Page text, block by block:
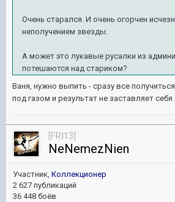
Очень старался. И очень огорчен
неполучением звезды.
А может это лукавые русалки из
потешаются над стариком?
Ваня, нужно выпить - сразу все
под газом и результат не заставляет
[FRI13]
NeNemezNien
Участник, Коллекционер
2 627 публикаций
36 448 боёв